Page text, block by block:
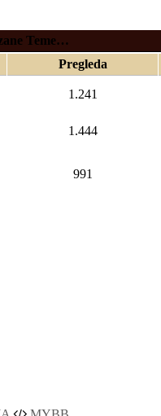
Teme…
Pregleda
1.241
1.444
991